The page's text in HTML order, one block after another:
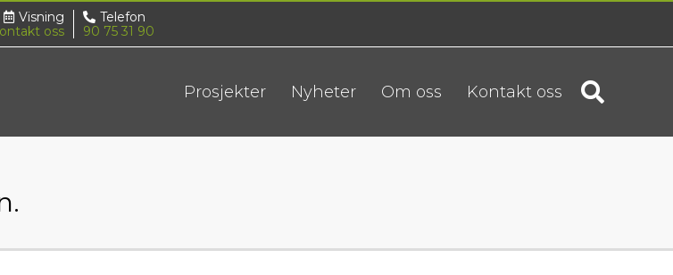
Visning
oss
Telefon
90 75 31 90
Prosjekter Nyheter Om oss Kontakt oss